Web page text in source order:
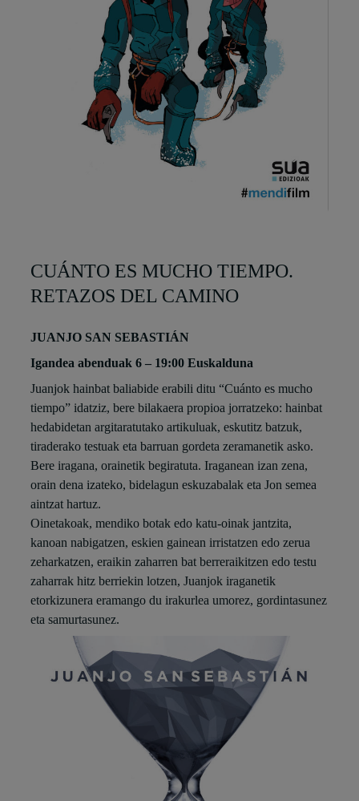
CUÁNTO ES MUCHO TIEMPO.
RETAZOS DEL CAMINO
JUANJO SAN SEBASTIÁN
Igandea abenduak 6 – 19:00 Euskalduna
Juanjok hainbat baliabide erabili ditu “Cuánto es mucho
tiempo” idatziz, bere bilakaera propioa jorratzeko: hainbat
hedabidetan argitaratutako artikuluak, eskutitz batzuk,
tiraderako testuak eta barruan gordeta zeramanetik asko.
Bere iragana, orainetik begiratuta. Iraganean izan zena,
orain dena izateko, bidelagun eskuzabalak eta Jon semea
aintzat hartuz.
Oinetakoak, mendiko botak edo katu-oinak jantzita,
kanoan nabigatzen, eskien gainean irristatzen edo zerua
zeharkatzen, eraikin zaharren bat berreraikitzen edo testu
zaharrak hitz berriekin lotzen, Juanjok iraganetik
etorkizunera eramango du irakurlea umorez, gordintasunez
eta samurtasunez.